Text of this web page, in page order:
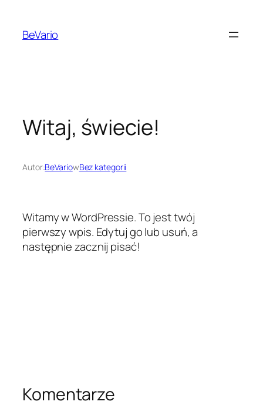
treściBeVario
Witaj, świecie!
Autor:BeVariowBez kategorii
Witamy w WordPressie. To jest twój
pierwszy wpis. Edytuj go lub usuń, a
następnie zacznij pisać!
Komentarze